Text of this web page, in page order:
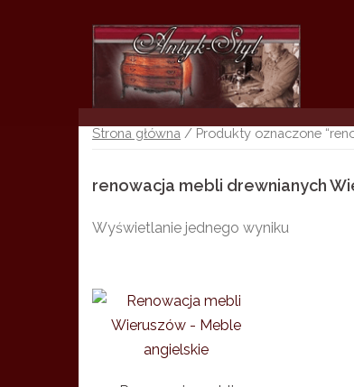
Strona główna / Produkty oznaczone
renowacja mebli drewnianych
Wyświetlanie jednego wyniku